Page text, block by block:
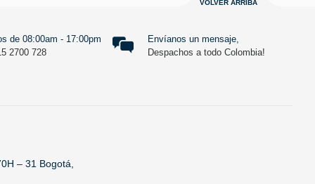
VOLVER ARRIBA
de 08:00am - 17:00pm
2700 728
Envíanos un mensaje,
Despachos a todo Colombia!
– 31 Bogotá,